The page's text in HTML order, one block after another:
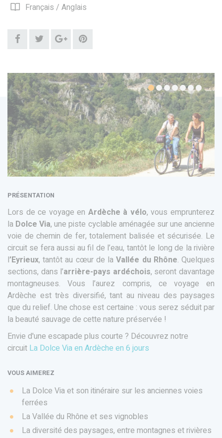
Français / Anglais
PRÉSENTATION
Lors de ce voyage en Ardèche à vélo, vous emprunterez
la Dolce Via, une piste cyclable aménagée sur une ancienne
voie de chemin de fer, totalement balisée et sécurisée. Le
circuit se fera aussi au fil de l’eau, tantôt le long de la rivière
l’Eyrieux, tantôt au cœur de laVallée du Rhône. Quelques
sections, dans l’arrière-pays ardéchois, seront davantage
montagneuses. Vous l’aurez compris, ce voyage en
Ardèche est très diversifié, tant au niveau des paysages
que du relief. Une chose est certaine : vous serez séduit par
la beauté sauvage de cette nature préservée !
Envie d'une escapade plus courte ? Découvrez notre
circuit La Dolce Via en Ardèche en 6 jours
VOUS AIMEREZ
La Dolce Via et son itinéraire sur les anciennes voies
ferrées
La Vallée du Rhône et ses vignobles
La diversité des paysages, entre montagnes et rivières